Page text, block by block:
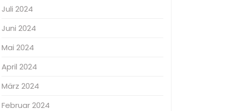
Juli 2024
Juni 2024
Mai 2024
April 2024
März 2024
Februar 2024